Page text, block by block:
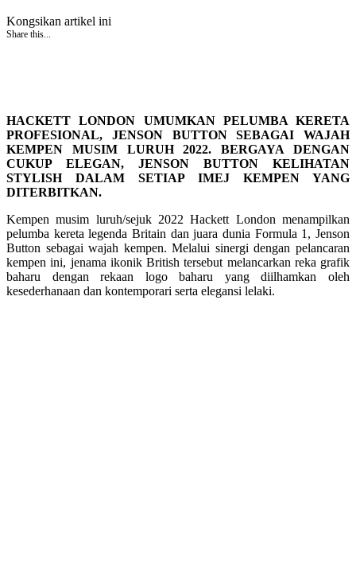
Kongsikan artikel ini
Share this...
HACKETT LONDON UMUMKAN PELUMBA KERETA
PROFESIONAL, JENSON BUTTON SEBAGAI WAJAH
KEMPEN MUSIM LURUH 2022. BERGAYA DENGAN
CUKUP ELEGAN, JENSON BUTTON KELIHATAN
STYLISH DALAM SETIAP IMEJ KEMPEN YANG
DITERBITKAN.
Kempen musim luruh/sejuk 2022 Hackett London menampilkan
pelumba kereta legenda Britain dan juara dunia Formula 1, Jenson
Button sebagai wajah kempen. Melalui sinergi dengan pelancaran
kempen ini, jenama ikonik British tersebut melancarkan reka grafik
baharu dengan rekaan logo baharu yang diilhamkan oleh
kesederhanaan dan kontemporari serta elegansi lelaki.